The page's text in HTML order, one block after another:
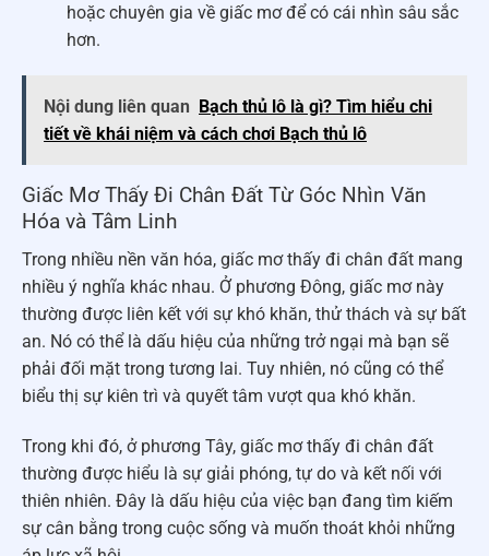
hoặc chuyên gia về giấc mơ để có cái nhìn sâu sắc
hơn.
Nội dung liên quan
Bạch thủ lô là gì? Tìm hiểu chi
tiết về khái niệm và cách chơi Bạch thủ lô
Giấc Mơ Thấy Đi Chân Đất Từ Góc Nhìn Văn
Hóa và Tâm Linh
Trong nhiều nền văn hóa, giấc mơ thấy đi chân đất mang
nhiều ý nghĩa khác nhau. Ở phương Đông, giấc mơ này
thường được liên kết với sự khó khăn, thử thách và sự bất
an. Nó có thể là dấu hiệu của những trở ngại mà bạn sẽ
phải đối mặt trong tương lai. Tuy nhiên, nó cũng có thể
biểu thị sự kiên trì và quyết tâm vượt qua khó khăn.
Trong khi đó, ở phương Tây, giấc mơ thấy đi chân đất
thường được hiểu là sự giải phóng, tự do và kết nối với
thiên nhiên. Đây là dấu hiệu của việc bạn đang tìm kiếm
sự cân bằng trong cuộc sống và muốn thoát khỏi những